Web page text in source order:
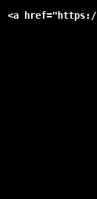
<a href="https://